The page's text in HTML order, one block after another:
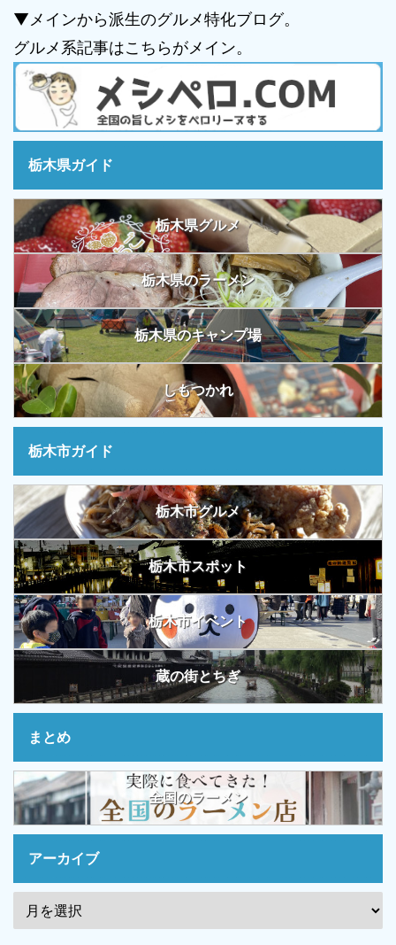
▼メインから派生のグルメ特化ブログ。
グルメ系記事はこちらがメイン。
栃木県ガイド
栃木県グルメ
栃木県のラーメン
栃木県のキャンプ場
しもつかれ
栃木市ガイド
栃木市グルメ
栃木市スポット
栃木市イベント
蔵の街とちぎ
まとめ
全国のラーメン
アーカイブ